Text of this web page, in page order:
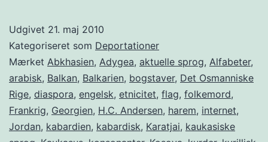
2014
Udgivet 21. maj 2010
Kategoriseret som Deportationer
Mærket Abkhasien, Adygea, aktuelle sprog, Alfabeter,
arabisk, Balkan, Balkarien, bogstaver, Det Osmanniske
Rige, diaspora, engelsk, etnicitet, flag, folkemord,
Frankrig, Georgien, H.C. Andersen, harem, internet,
Jordan, kabardien, kabardisk, Karatjai, kaukasiske